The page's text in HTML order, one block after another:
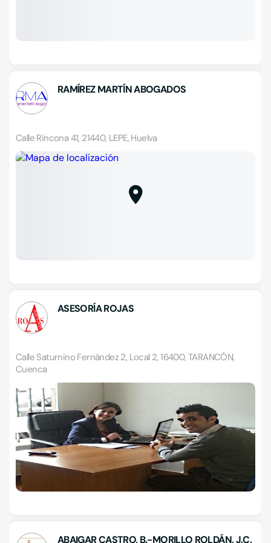
RAMÍREZ MARTÍN ABOGADOS
Calle Rincona 41, 21440, LEPE, Huelva
ASESORÍA ROJAS
Calle Saturnino Fernández 2, Local 2, 16400, TARANCÓN,
Cuenca
ABAIGAR CASTRO, B.-MORILLO ROLDÁN, J.C.